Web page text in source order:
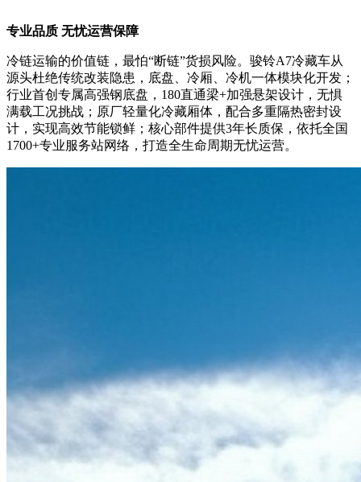
专业品质 无忧运营保障
冷链运输的价值链，最怕“断链”货损风险。骏铃A7冷藏车从
源头杜绝传统改装隐患，底盘、冷厢、冷机一体模块化开发；
行业首创专属高强钢底盘，180直通梁+加强悬架设计，无惧
满载工况挑战；原厂轻量化冷藏厢体，配合多重隔热密封设
计，实现高效节能锁鲜；核心部件提供3年长质保，依托全国
1700+专业服务站网络，打造全生命周期无忧运营。